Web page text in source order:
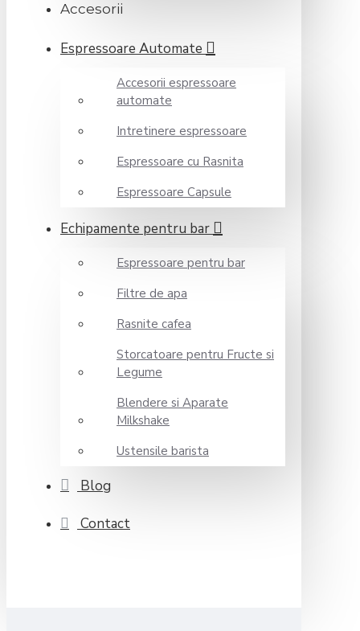
Accesorii
Espressoare Automate
Accesorii espressoare
automate
Intretinere espressoare
Espressoare cu Rasnita
Espressoare Capsule
Echipamente pentru bar
Espressoare pentru bar
Filtre de apa
Rasnite cafea
Storcatoare pentru Fructe si
Legume
Blendere si Aparate
Milkshake
Ustensile barista
Blog
Contact